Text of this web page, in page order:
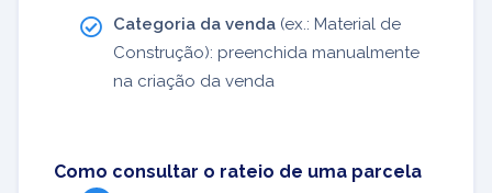
Categoria da venda (ex.: Material de
Construção): preenchida manualmente
na criação da venda
Como consultar o rateio de uma parcela